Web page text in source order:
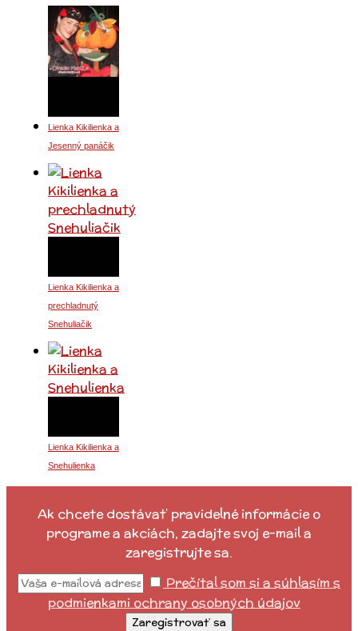
Lienka Kikilienka a
Jesenný panáčik
Lienka Kikilienka a
prechladnutý
Snehuliačik
Lienka Kikilienka a
Snehulienka
Ak chcete dostávať pravidelné informácie o
programe a akciách, zadajte svoj e-mail a
zaregistrujte sa.
Prečítal som si a súhlasím s
podmienkami ochrany osobných údajov
Zaregistrovať sa